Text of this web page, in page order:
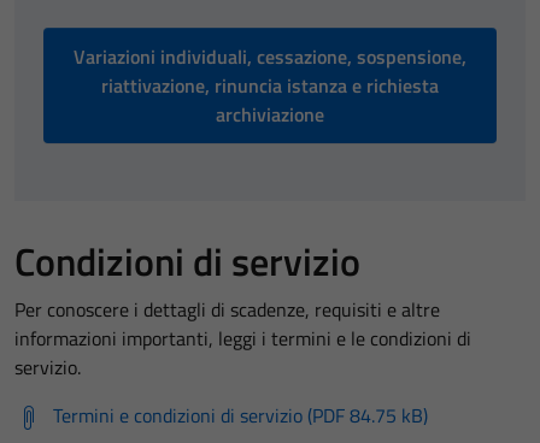
Variazioni individuali, cessazione, sospensione,
riattivazione, rinuncia istanza e richiesta
archiviazione
Condizioni di servizio
Per conoscere i dettagli di scadenze, requisiti e altre
informazioni importanti, leggi i termini e le condizioni di
servizio.
Termini e condizioni di servizio (PDF 84.75 kB)